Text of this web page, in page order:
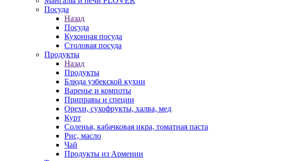
Посуда
Назад
Посуда
Кухонная посуда
Столовая посуда
Продукты
Назад
Продукты
Блюда узбекской кухни
Варенье и компоты
Приправы и специи
Орехи, сухофрукты, халва, мед
Курт
Соленья, кабачковая икра, томатная паста
Рис, масло
Чай
Продукты из Армении